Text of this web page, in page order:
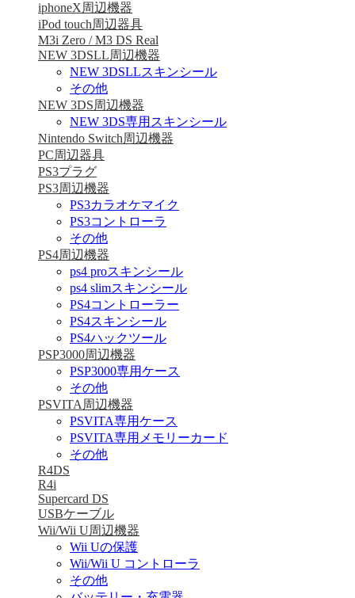
iphoneX周辺機器
iPod touch周辺器具
M3i Zero / M3 DS Real
NEW 3DSLL周辺機器
NEW 3DSLLスキンシール
その他
NEW 3DS周辺機器
NEW 3DS専用スキンシール
Nintendo Switch周辺機器
PC周辺器具
PS3プラグ
PS3周辺機器
PS3カラオケマイク
PS3コントローラ
その他
PS4周辺機器
ps4 proスキンシール
ps4 slimスキンシール
PS4コントローラー
PS4スキンシール
PS4ハックツール
PSP3000周辺機器
PSP3000専用ケース
その他
PSVITA周辺機器
PSVITA専用ケース
PSVITA専用メモリーカード
その他
R4DS
R4i
Supercard DS
USBケーブル
Wii/Wii U周辺機器
Wii Uの保護
Wii/Wii U コントローラ
その他